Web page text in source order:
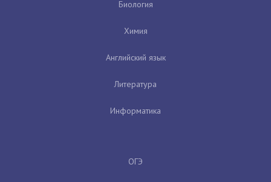
Биология
Химия
Английский язык
Литература
Информатика
ОГЭ